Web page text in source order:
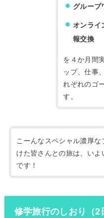
グループ
オンライ
報交換
を４か月間
ップ、仕事
れぞれのゴ
す。
こーんなスペシャル濃厚
けた皆さんとの旅は、いよ
です！
修学旅行のしおり（2